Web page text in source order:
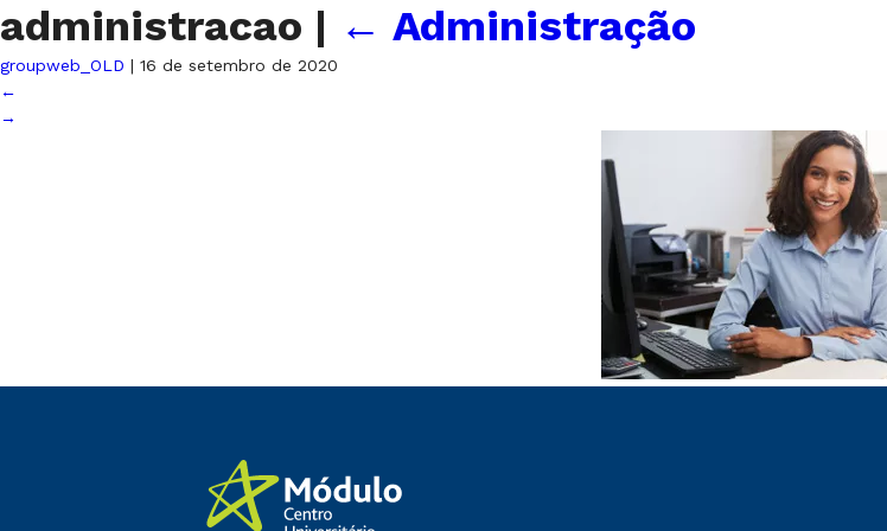
administracao | ← Administração
groupweb_OLD | 16 de setembro de 2020
←
→